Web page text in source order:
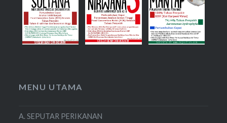
MENU UTAMA
A. SEPUTAR PERIKANAN